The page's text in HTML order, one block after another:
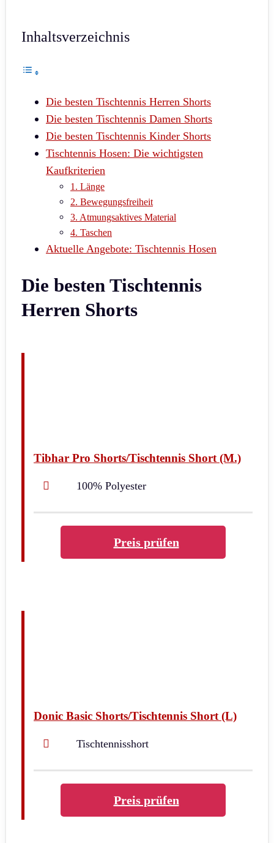
Inhaltsverzeichnis
Die besten Tischtennis Herren Shorts
Die besten Tischtennis Damen Shorts
Die besten Tischtennis Kinder Shorts
Tischtennis Hosen: Die wichtigsten
Kaufkriterien
1. Länge
2. Bewegungsfreiheit
3. Atmungsaktives Material
4. Taschen
Aktuelle Angebote: Tischtennis Hosen
Die besten Tischtennis
Herren Shorts
Tibhar Pro Shorts/Tischtennis Short (M.)
100% Polyester
Preis prüfen
Donic Basic Shorts/Tischtennis Short (L)
Tischtennisshort
Preis prüfen